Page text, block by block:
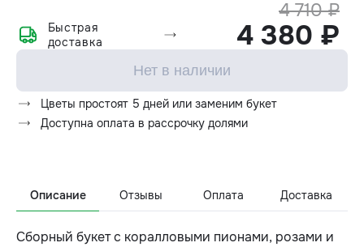
4 710 ₽
4 380 ₽
Быстрая
доставка
Нет в наличии
Цветы простоят 5 дней или заменим букет
Доступна оплата в рассрочку долями
Описание Отзывы Оплата Доставка
Сборный букет с коралловыми пионами, розами и